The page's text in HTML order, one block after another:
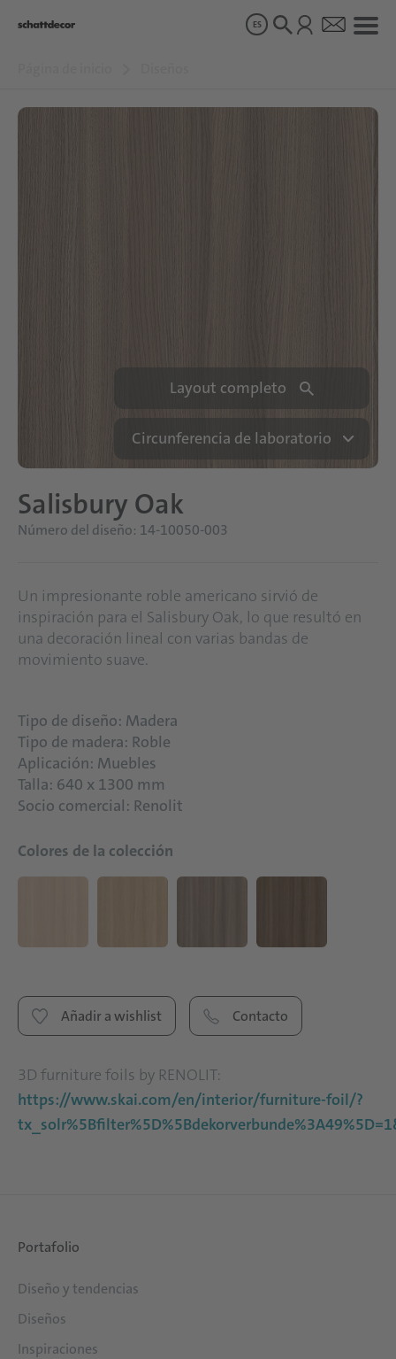
ES
Layout completo
Circunferencia de laboratorio
Salisbury Oak
Número del diseño: 14-10050-003
Un impresionante roble americano sirvió de
inspiración para el Salisbury Oak, lo que resultó en
una decoración lineal con varias bandas de
movimiento suave.
Tipo de diseño: Madera
Tipo de madera: Roble
Aplicación: Muebles
Talla: 640 x 1300 mm
Socio comercial: Renolit
Colores de la colección
Añadir a wishlist Contacto
3D furniture foils by RENOLIT:
https://www.skai.com/en/interior/furniture-foil/?
Portafolio
Diseño y tendencias
Diseños
Inspiraciones